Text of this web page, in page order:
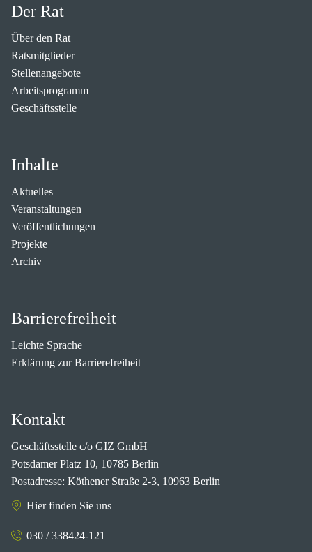
Der Rat
Über den Rat
Ratsmitglieder
Stellenangebote
Arbeitsprogramm
Geschäftsstelle
Inhalte
Aktuelles
Veranstaltungen
Veröffentlichungen
Projekte
Archiv
Barrierefreiheit
Leichte Sprache
Erklärung zur Barrierefreiheit
Kontakt
Geschäftsstelle c/o GIZ GmbH
Potsdamer Platz 10, 10785 Berlin
Postadresse: Köthener Straße 2-3, 10963 Berlin
Hier finden Sie uns
030 / 338424-121